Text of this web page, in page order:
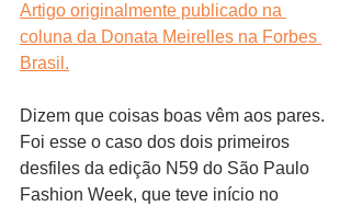
Artigo originalmente publicado na
coluna da Donata Meirelles na Forbes
Brasil.
Dizem que coisas boas vêm aos pares.
Foi esse o caso dos dois primeiros
desfiles da edição N59 do São Paulo
Fashion Week, que teve início no